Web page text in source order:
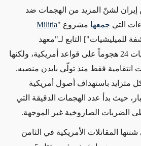
إيران لشنّ المزيد من الهجمات ضد
التي جمعها مشروع "Militia
للميليشيات"] التابع لـ"معهد
واشنطن"، شنّت الميليشيات 24 هجوماً على قواعد أمريكية، ولكنها
تولّي بايدن منصبه.
متزايد باستهداف أصول أمريكية
حيث بدأ عدد الهجمات الدقيقة التي
الضربات الصاروخية غير الموجهة.
شنتها المقاتلات الأمريكية في الثامن